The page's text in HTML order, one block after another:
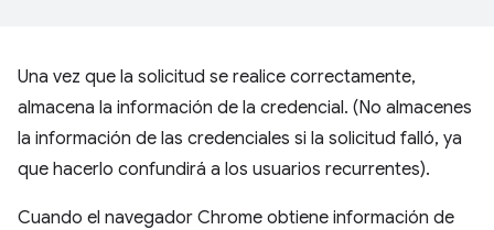
Una vez que la solicitud se realice correctamente,
almacena la información de la credencial. (No almacenes
la información de las credenciales si la solicitud falló, ya
que hacerlo confundirá a los usuarios recurrentes).
Cuando el navegador Chrome obtiene información de